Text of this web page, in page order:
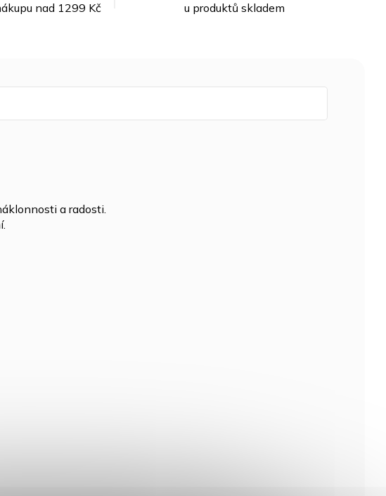
nad 1299 Kč u produktů skladem
a radosti.